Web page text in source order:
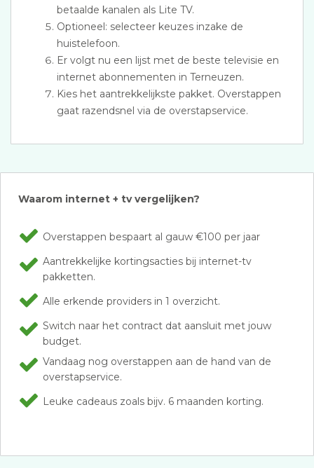
betaalde kanalen als Lite TV.
Optioneel: selecteer keuzes inzake de
huistelefoon.
Er volgt nu een lijst met de beste televisie en
internet abonnementen in Terneuzen.
Kies het aantrekkelijkste pakket. Overstappen
gaat razendsnel via de overstapservice.
Waarom internet + tv vergelijken?
Overstappen bespaart al gauw €100 per jaar
Aantrekkelijke kortingsacties bij internet-tv
pakketten.
Alle erkende providers in 1 overzicht.
Switch naar het contract dat aansluit met jouw
budget.
Vandaag nog overstappen aan de hand van de
overstapservice.
Leuke cadeaus zoals bijv. 6 maanden korting.